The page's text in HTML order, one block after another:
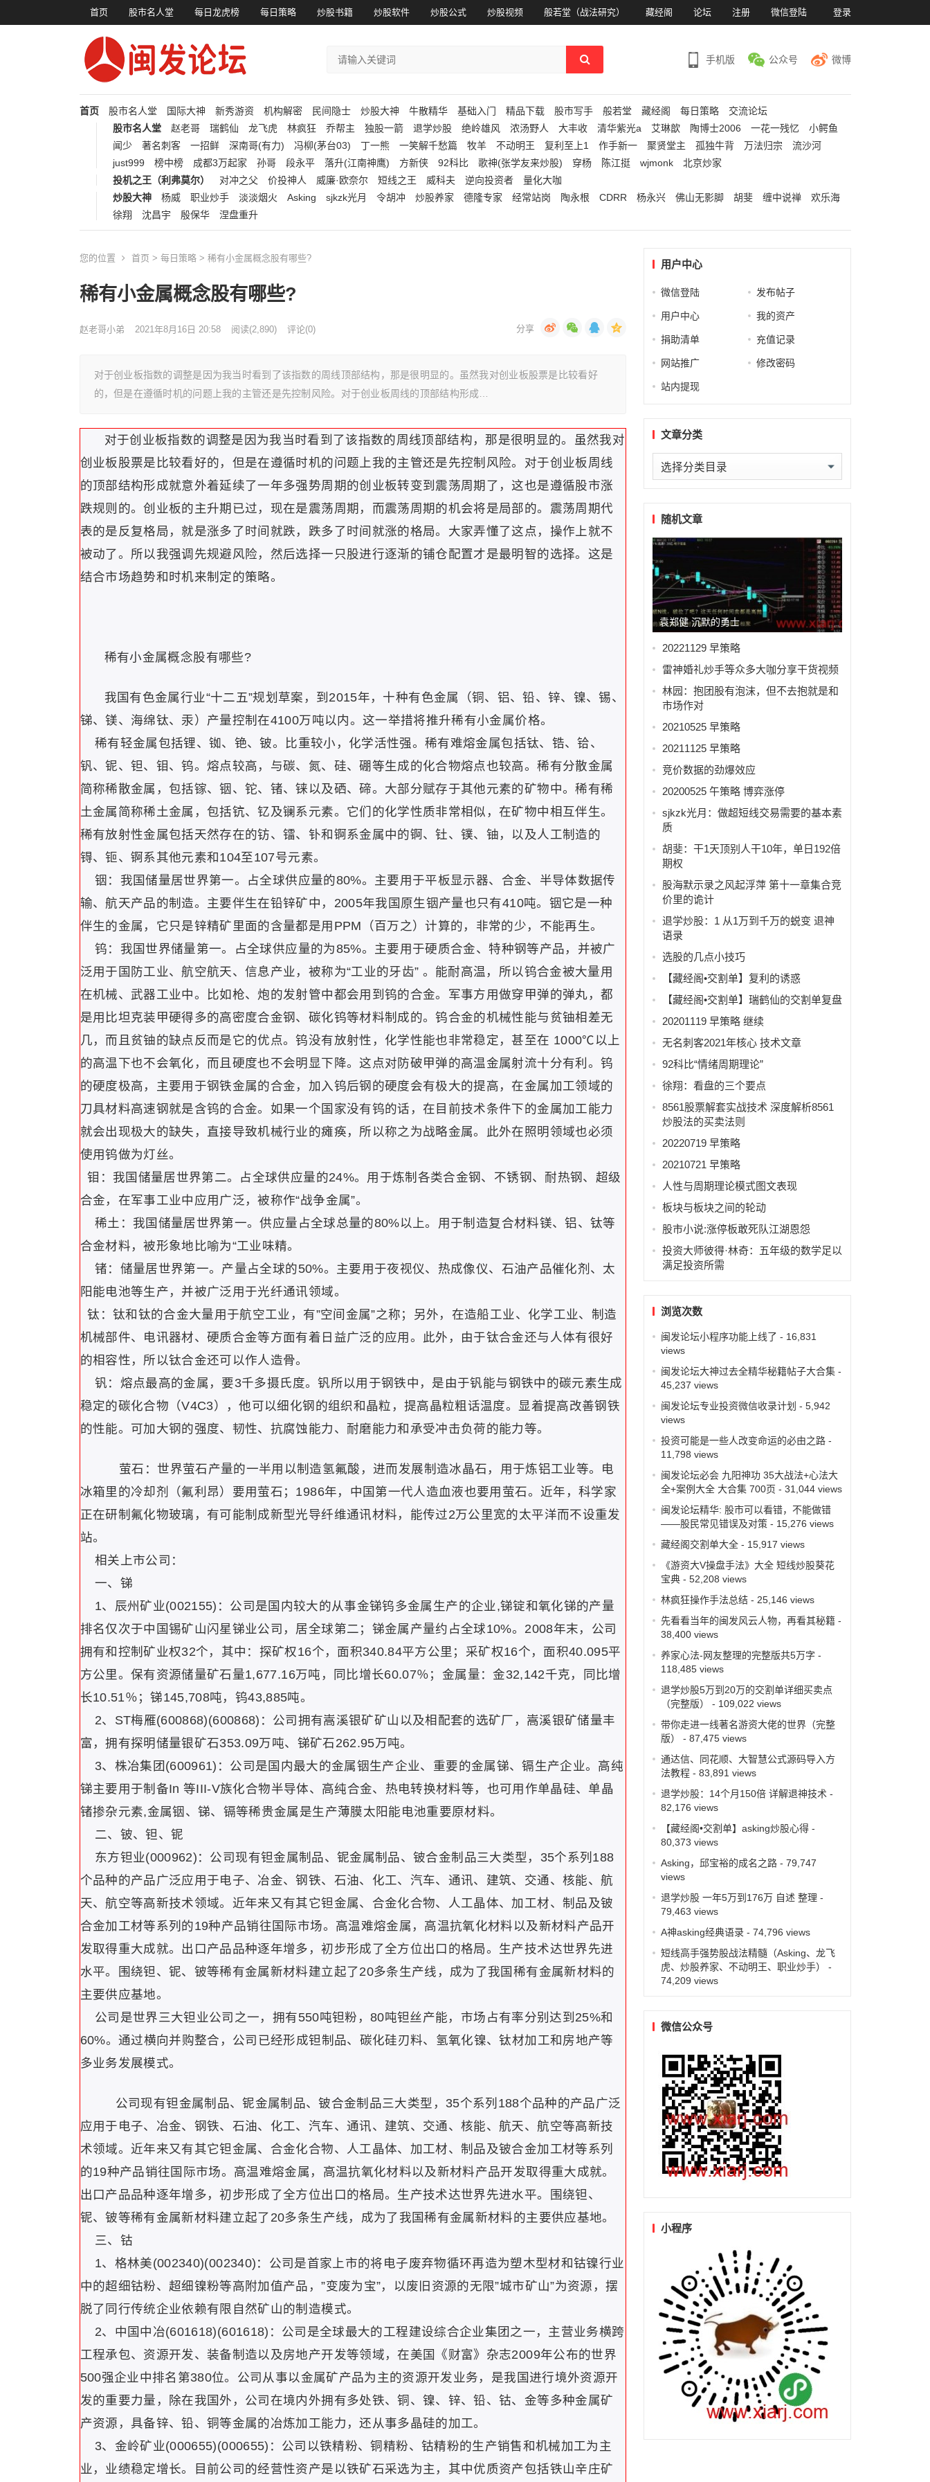
首页 股市名人堂 每日龙虎榜 每日策略 炒股书籍 炒股软件 炒股公式 炒股视频 般若堂（战法研究） 藏经阁 论坛 注册 微信登陆 登录
手机版 公众号 微博
首页 股市名人堂 国际大神 新秀游资 机构解密 民间隐士 炒股大神 牛散精华 基础入门 精品下载 股市写手 般若堂 藏经阁 每日策略
交流论坛
股市名人堂
赵老哥 瑞鹤仙 龙飞虎 林疯狂 乔帮主 独股一箭 退学炒股 绝岭雄风 浓汤野人 大丰收 清华紫光a 艾琳歆 陶博士2006 一花一残忆
小鳄鱼
闻少
著名刺客 一招鲜 深南哥(有力) 冯柳(茅台03) 丁一熊 一笑解千愁篇 牧羊 不动明王 复利至上1 作手新一 聚贤堂主 孤独牛背 万法归宗
流沙河
just999
榜中榜 成都3万起家 孙哥 段永平 落升(江南神鹰) 方新侠 92科比 歌神(张学友来炒股) 穿杨 陈江挺 wjmonk
北京炒家
投机之王（利弗莫尔）
对冲之父 价投神人 威廉·欧奈尔 短线之王 威科夫 逆向投资者
量化大咖
炒股大神
杨威 职业炒手 淡淡烟火 Asking sjkzk光月 令胡冲 炒股养家 德隆专家 经常站岗 陶永根 CDRR 杨永兴 佛山无影脚 胡斐 缠中说禅
欢乐海
徐翔
沈昌宇 殷保华 涅盘重升
您的位置 首页 > 每日策略 > 稀有小金属概念股有哪些?
稀有小金属概念股有哪些?
赵老哥小弟 2021年8月16日 20:58 阅读(2,890) 评论(0)
对于创业板指数的调整是因为我当时看到了该指数的周线顶部结构，那是很明显的。虽然我对创业板股票是比较看好
的，但是在遵循时机的问题上我的主管还是先控制风险。对于创业板周线的顶部结构形成…
对于创业板指数的调整是因为我当时看到了该指数的周线顶部结构，那是很明显的。虽然我对
创业板股票是比较看好的，但是在遵循时机的问题上我的主管还是先控制风险。对于创业板周线
的顶部结构形成就意外着延续了一年多强势周期的创业板转变到震荡周期了，这也是遵循股市涨
跌规则的。创业板的主升期已过，现在是震荡周期，而震荡周期的机会将是局部的。震荡周期代
表的是反复格局，就是涨多了时间就跌，跌多了时间就涨的格局。大家弄懂了这点，操作上就不
被动了。所以我强调先规避风险，然后选择一只股进行逐渐的铺仓配置才是最明智的选择。这是
结合市场趋势和时机来制定的策略。
稀有小金属概念股有哪些?
我国有色金属行业“十二五”规划草案，到2015年，十种有色金属（铜、铝、铅、锌、镍、锡、
锑、镁、海绵钛、汞）产量控制在4100万吨以内。这一举措将推升稀有小金属价格。
稀有轻金属包括锂、铷、铯、铍。比重较小，化学活性强。稀有难熔金属包括钛、锆、铪、
钒、铌、钽、钼、钨。熔点较高，与碳、氮、硅、硼等生成的化合物熔点也较高。稀有分散金属
简称稀散金属，包括镓、铟、铊、锗、铼以及硒、碲。大部分赋存于其他元素的矿物中。稀有稀
土金属简称稀土金属，包括钪、钇及镧系元素。它们的化学性质非常相似，在矿物中相互伴生。
稀有放射性金属包括天然存在的钫、镭、钋和锕系金属中的锕、钍、镤、铀，以及人工制造的
锝、钷、锕系其他元素和104至107号元素。
铟：我国储量居世界第一。占全球供应量的80%。主要用于平板显示器、合金、半导体数据传
输、航天产品的制造。主要伴生在铅锌矿中，2005年我国原生铟产量也只有410吨。铟它是一种
伴生的金属，它只是锌精矿里面的含量都是用PPM（百万之）计算的，非常的少，不能再生。
钨：我国世界储量第一。占全球供应量的为85%。主要用于硬质合金、特种钢等产品，并被广
泛用于国防工业、航空航天、信息产业，被称为“工业的牙齿” 。能耐高温，所以钨合金被大量用
在机械、武器工业中。比如枪、炮的发射管中都会用到钨的合金。军事方用做穿甲弹的弹丸，都
是用比坦克装甲硬得多的高密度合金钢、碳化钨等材料制成的。钨合金的机械性能与贫铀相差无
几，而且贫铀的缺点反而是它的优点。钨没有放射性，化学性能也非常稳定，甚至在 1000℃以上
的高温下也不会氧化，而且硬度也不会明显下降。这点对防破甲弹的高温金属射流十分有利。钨
的硬度极高，主要用于钢铁金属的合金，加入钨后钢的硬度会有极大的提高，在金属加工领域的
刀具材料高速钢就是含钨的合金。如果一个国家没有钨的话，在目前技术条件下的金属加工能力
就会出现极大的缺失，直接导致机械行业的瘫痪，所以称之为战略金属。此外在照明领域也必须
使用钨做为灯丝。
钼：我国储量居世界第二。占全球供应量的24%。用于炼制各类合金钢、不锈钢、耐热钢、超级
合金，在军事工业中应用广泛，被称作“战争金属”。
稀土：我国储量居世界第一。供应量占全球总量的80%以上。用于制造复合材料镁、铝、钛等
合金材料，被形象地比喻为“工业味精。
锗：储量居世界第一。产量占全球的50%。主要用于夜视仪、热成像仪、石油产品催化剂、太
阳能电池等生产，并被广泛用于光纤通讯领域。
钛：钛和钛的合金大量用于航空工业，有”空间金属”之称；另外，在造船工业、化学工业、制造
机械部件、电讯器材、硬质合金等方面有着日益广泛的应用。此外，由于钛合金还与人体有很好
的相容性，所以钛合金还可以作人造骨。
钒：熔点最高的金属，要3千多摄氏度。钒所以用于钢铁中，是由于钒能与钢铁中的碳元素生成
稳定的碳化合物（V4C3），他可以细化钢的组织和晶粒，提高晶粒粗话温度。显着提高改善钢铁
的性能。可加大钢的强度、韧性、抗腐蚀能力、耐磨能力和承受冲击负荷的能力等。
萤石：世界萤石产量的一半用以制造氢氟酸，进而发展制造冰晶石，用于炼铝工业等。电
冰箱里的冷却剂（氟利昂）要用萤石；1986年，中国第一代人造血液也要用萤石。近年，科学家
正在研制氟化物玻璃，有可能制成新型光导纤维通讯材料，能传过2万公里宽的太平洋而不设重发
站。
相关上市公司：
一、锑
1、辰州矿业(002155)：公司是国内较大的从事金锑钨多金属生产的企业,锑锭和氧化锑的产量
排名仅次于中国锡矿山闪星锑业公司，居全球第二；锑金属产量约占全球10%。2008年末，公司
拥有和控制矿业权32个，其中：探矿权16个，面积340.84平方公里；采矿权16个，面积40.095平
方公里。保有资源储量矿石量1,677.16万吨，同比增长60.07％；金属量：金32,142千克，同比增
长10.51％；锑145,708吨，钨43,885吨。
2、ST梅雁(600868)(600868)：公司拥有嵩溪银矿矿山以及相配套的选矿厂，嵩溪银矿储量丰
富，拥有探明储量银矿石353.09万吨、锑矿石262.95万吨。
3、株冶集团(600961)：公司是国内最大的金属铟生产企业、重要的金属锑、镉生产企业。高纯
锑主要用于制备In 等III-V族化合物半导体、高纯合金、热电转换材料等，也可用作单晶硅、单晶
锗掺杂元素,金属铟、锑、镉等稀贵金属是生产薄膜太阳能电池重要原材料。
二、铍、钽、铌
东方钽业(000962)：公司现有钽金属制品、铌金属制品、铍合金制品三大类型，35个系列188
个品种的产品广泛应用于电子、冶金、钢铁、石油、化工、汽车、通讯、建筑、交通、核能、航
天、航空等高新技术领域。近年来又有其它钽金属、合金化合物、人工晶体、加工材、制品及铍
合金加工材等系列的19种产品销往国际市场。高温难熔金属，高温抗氧化材料以及新材料产品开
发取得重大成就。出口产品品种逐年增多，初步形成了全方位出口的格局。生产技术达世界先进
水平。围绕钽、铌、铍等稀有金属新材料建立起了20多条生产线，成为了我国稀有金属新材料的
主要供应基地。
公司是世界三大钽业公司之一，拥有550吨钽粉，80吨钽丝产能，市场占有率分别达到25%和
60%。通过横向并购整合，公司已经形成钽制品、碳化硅刃料、氢氧化镍、钛材加工和房地产等
多业务发展模式。
公司现有钽金属制品、铌金属制品、铍合金制品三大类型，35个系列188个品种的产品广泛
应用于电子、冶金、钢铁、石油、化工、汽车、通讯、建筑、交通、核能、航天、航空等高新技
术领域。近年来又有其它钽金属、合金化合物、人工晶体、加工材、制品及铍合金加工材等系列
的19种产品销往国际市场。高温难熔金属，高温抗氧化材料以及新材料产品开发取得重大成就。
出口产品品种逐年增多，初步形成了全方位出口的格局。生产技术达世界先进水平。围绕钽、
铌、铍等稀有金属新材料建立起了20多条生产线，成为了我国稀有金属新材料的主要供应基地。
三、钴
1、格林美(002340)(002340)：公司是首家上市的将电子废弃物循环再造为塑木型材和钴镍行业
中的超细钴粉、超细镍粉等高附加值产品，”变废为宝”，以废旧资源的无限”城市矿山”为资源，摆
脱了同行传统企业依赖有限自然矿山的制造模式。
2、中国中冶(601618)(601618)：公司是全球最大的工程建设综合企业集团之一，主营业务横跨
工程承包、资源开发、装备制造以及房地产开发等领域，在美国《财富》杂志2009年公布的世界
500强企业中排名第380位。公司从事以金属矿产品为主的资源开发业务，是我国进行境外资源开
发的重要力量，除在我国外，公司在境内外拥有多处铁、铜、镍、锌、铅、钴、金等多种金属矿
产资源，具备锌、铅、铜等金属的冶炼加工能力，还从事多晶硅的加工。
3、金岭矿业(000655)(000655)：公司以铁精粉、铜精粉、钴精粉的生产销售和机械加工为主
业，业绩稳定增长。目前公司的经营性资产是以铁矿石采选为主，其中优质资产包括铁山辛庄矿
用户中心
微信登陆 发布帖子
用户中心 我的资产
捐助清单 充值记录
网站推广 修改密码
站内提现
文章分类
文
章
类随机文章
袁郑健 沉默的勇士
20221129 早策略
雷神婚礼炒手等众多大咖分享干货视频
林园：抱团股有泡沫，但不去抱就是和
市场作对
20210525 早策略
20211125 早策略
竞价数据的劲爆效应
20200525 午策略 博弈涨停
sjkzk光月：做超短线交易需要的基本素
质
胡斐：干1天顶别人干10年，单日192倍
期权
股海默示录之风起浮萍 第十一章集合竞
价里的诡计
退学炒股：1 从1万到千万的蜕变 退神
语录
选股的几点小技巧
【藏经阁•交割单】复利的诱惑
【藏经阁•交割单】瑞鹤仙的交割单复盘
20201119 早策略 继续
无名刺客2021年核心 技术文章
92科比“情绪周期理论”
徐翔：看盘的三个要点
8561股票解套实战技术 深度解析8561
炒股法的买卖法则
20220719 早策略
20210721 早策略
人性与周期理论模式图文表现
板块与板块之间的轮动
股市小说:涨停板敢死队江湖恩怨
投资大师彼得·林奇：五年级的数学足以
满足投资所需
浏览次数
闽发论坛小程序功能上线了 - 16,831
views
闽发论坛大神过去全精华秘籍帖子大合集-
45,237 views
闽发论坛专业投资微信收录计划 - 5,942
views
投资可能是一些人改变命运的必由之路-
11,798 views
闽发论坛必会 九阳神功 35大战法+心法大
全+案例大全 大合集 700页 - 31,044 views
闽发论坛精华: 股市可以看错，不能做错
——股民常见错误及对策- 15,276 views
藏经阁交割单大全- 15,917 views
《游资大V操盘手法》大全 短线炒股葵花
宝典- 52,208 views
林疯狂操作手法总结- 25,146 views
先看看当年的闽发风云人物，再看其秘籍-
38,400 views
养家心法-网友整理的完整版共5万字 -
118,485 views
退学炒股5万到20万的交割单详细买卖点
（完整版）
- 109,022 views
带你走进一线著名游资大佬的世界（完整
版）
- 87,475 views
通达信、同花顺、大智慧公式源码导入方
法教程- 83,891 views
退学炒股：14个月150倍 详解退神技术 -
82,176 views
【藏经阁•交割单】asking炒股心得-
80,373 views
Asking，邱宝裕的成名之路- 79,747
views
退学炒股 一年5万到176万 自述 整理 -
79,463 views
A神asking经典语录- 74,796 views
短线高手强势股战法精髓（Asking、龙飞
虎、炒股养家、不动明王、职业炒手）
-
74,209 views
微信公众号
小程序